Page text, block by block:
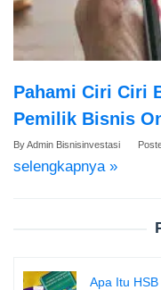
Pahami Ciri Ciri
Pemilik Bisnis
ByAdmin Bisnisinvestasi
selengkapnya »
Apa Itu